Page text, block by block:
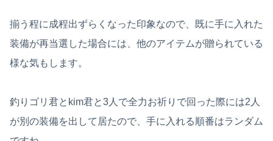
揃う程に成程出ずらくなった印象なので、既に手に入れた
装備が再当選した場合には、他のアイテムが贈られている
様な気もします。
釣りゴリ君とkim君と3人で全力お祈りで回った際には2人
が別の装備を出して居たので、手に入れる順番はランダム